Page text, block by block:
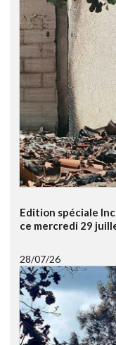
Edition spéciale
ce mercredi 29
28/07/26